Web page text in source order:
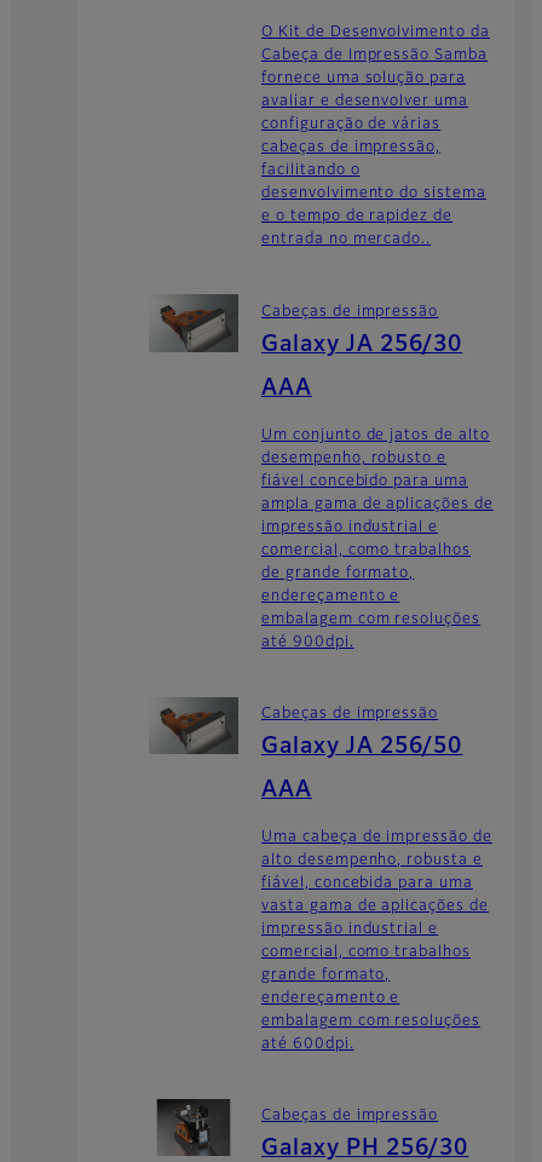
O Kit de Desenvolvimento da
Cabeça de Impressão Samba
fornece uma solução para
avaliar e desenvolver uma
configuração de várias
cabeças de impressão,
facilitando o
desenvolvimento do sistema
e o tempo de rapidez de
entrada no mercado..
Cabeças de impressão
Galaxy JA 256/30
AAA
Um conjunto de jatos de alto
desempenho, robusto e
fiável concebido para uma
ampla gama de aplicações de
impressão industrial e
comercial, como trabalhos
de grande formato,
endereçamento e
embalagem com resoluções
até 900dpi.
Cabeças de impressão
Galaxy JA 256/50
AAA
Uma cabeça de impressão de
alto desempenho, robusta e
fiável, concebida para uma
vasta gama de aplicações de
impressão industrial e
comercial, como trabalhos
grande formato,
endereçamento e
embalagem com resoluções
até 600dpi.
Cabeças de impressão
Galaxy PH 256/30